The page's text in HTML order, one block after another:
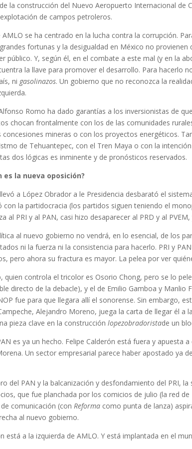
la construcción del Nuevo Aeropuerto Internacional de
de campos petroleros.
se ha centrado en la lucha contra la corrupción.
fortunas y la desigualdad en México no
público. Y, según él, en el combate a este mal (y en la
la llave para promover el desarrollo. Para hacerlo
ni gasolinazos. Un gobierno que no reconozca la
Romo ha dado garantías a los inversionistas de
chocan frontalmente con los de las comunidades
concesiones mineras o con los proyectos energéticos.
de Tehuantepec, con el Tren Maya o con la
dos lógicas es inminente y de pronósticos reservados.
es la nueva oposición?
a López Obrador a le Presidencia desbarató el
con la partidocracia (los partidos siguen teniendo el
al PRI y al PAN, casi hizo desaparecer al PRD y al
al nuevo gobierno no vendrá, en lo esencial, de los
ni la fuerza ni la consistencia para hacerlo. PRI y
pero ahora su fractura es mayor. La pelea por ver
quien controla el tricolor es Osorio Chong, pero se lo
directo de la debacle), y el de Emilio Gamboa y Manlio
fue para que llegara allí el sonorense. Sin embargo,
Alejandro Moreno, juega la carta de llegar él a
pieza clave en la construcciónlopezobradoristade un
es ya un hecho. Felipe Calderón está fuera y apuesta
Un sector empresarial parece haber apostado ya
del PAN y la balcanización y desfondamiento del PRI,
que fue planchada por los comicios de julio (la red
comunicación (conReforma como punta de lanza)
al nuevo gobierno.
está a la izquierda de AMLO. Y está implantada en el